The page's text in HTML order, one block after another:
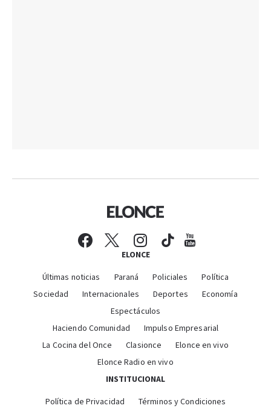
ELONCE
Últimas noticias Paraná Policiales
Política
Sociedad
Internacionales Deportes
Economía
Espectáculos
Haciendo Comunidad
Impulso Empresarial
La Cocina del Once
Clasionce
Elonce en vivo
Elonce Radio en vivo
INSTITUCIONAL
Política de Privacidad
Términos y Condiciones